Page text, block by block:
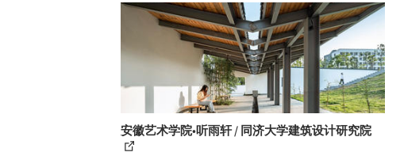
安徽艺术学院•听雨轩 / 同济大学建筑设计研究院